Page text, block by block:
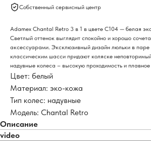
Собственный сервисный центр
Adamex Chantal Retro 3 в 1 в цвете C104 — белая
Светлый оттенок выглядит спокойно и хорошо
аксессуарами. Эксклюзивный дизайн люльки в паре
классическим шасси придают коляске
надувные колеса – высокую проходимость и
Цвет: белый
Материал: эко-кожа
Тип колес: надувные
Модель: Chantal Retro
Описание
video